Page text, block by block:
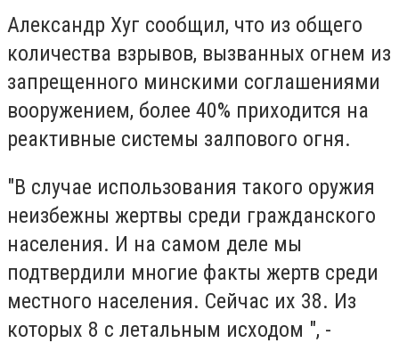
Александр Хуг сообщил, что из общего
количества взрывов, вызванных огнем из
запрещенного минскими соглашениями
вооружением, более 40% приходится на
реактивные системы залпового огня.
"В случае использования такого оружия
неизбежны жертвы среди гражданского
населения. И на самом деле мы
подтвердили многие факты жертв среди
местного населения. Сейчас их 38. Из
которых 8 с летальным исходом ", -